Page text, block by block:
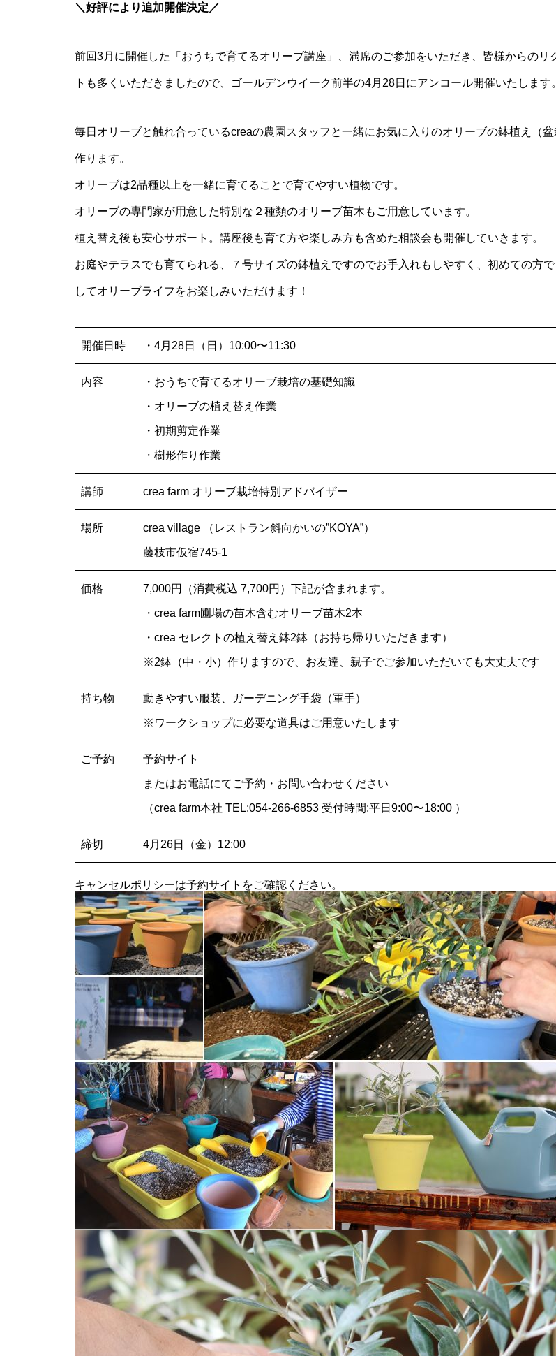
village marche 4月のワークショ
藤枝オリーブ園サウナ体験
village marche 9月ワークショッ
プのご案内
【イベント】おうちで育て
（再）開催／
crea farm から2023年オリーブ
のハーブでタッジーマッ
【ワークショップ】お家で楽し
むオリーブの育て方-岡井路子先
生監修 crea farmスタッフによ
るマイオリーブ鉢植え-
プ】スポット講座受付開
方」-人気ガーデンカウン
OLIVE JAPAN 2026で金賞受賞
しました
【4/4(土)開催】オリーブ
FLOS OLEI 2026 に選ばれまし
た
2025ニューヨークインタ
藤枝オリーブ園（crea village）
2023収穫祭を開催いたしました
開催いたしました
crea farm から2023年オリーブ
収穫祭のお知らせ
【イベント】花期のオリ
を楽しもう！
＼好評により追加開催決定／
前回3月に開催した「おうちで育てるオリーブ講座」、満席のご参加をいただき、皆様からのリ
トも多くいただきましたので、ゴールデンウイーク前半の4月28日にアンコール開催いたします。
毎日オリーブと触れ合っているcreaの農園スタッフと一緒にお気に入りのオリーブの鉢植え（盆
作ります。
オリーブは2品種以上を一緒に育てることで育てやすい植物です。
オリーブの専門家が用意した特別な２種類のオリーブ苗木もご用意しています。
植え替え後も安心サポート。講座後も育て方や楽しみ方も含めた相談会も開催していきます。
お庭やテラスでも育てられる、７号サイズの鉢植えですのでお手入れもしやすく、初めての方
してオリーブライフをお楽しみいただけます！
開催日時 ・4月28日（日）10:00〜11:30
内容 ・おうちで育てるオリーブ栽培の基礎知識
・オリーブの植え替え作業
・初期剪定作業
・樹形作り作業
講師 crea farm オリーブ栽培特別アドバイザー
場所 crea village （レストラン斜向かいの”KOYA”）
藤枝市仮宿745-1
価格 7,000円（消費税込 7,700円）下記が含まれます。
・crea farm圃場の苗木含むオリーブ苗木2本
・crea セレクトの植え替え鉢2鉢（お持ち帰りいただきます）
※2鉢（中・小）作りますので、お友達、親子でご参加いただいても大丈夫です
持ち物 動きやすい服装、ガーデニング手袋（軍手）
※ワークショップに必要な道具はご用意いたします
ご予約 予約サイト
またはお電話にてご予約・お問い合わせください
（crea farm本社 TEL:054-266-6853 受付時間:平日9:00〜18:00 ）
締切 4月26日（金）12:00
キャンセルポリシーは予約サイトをご確認ください。